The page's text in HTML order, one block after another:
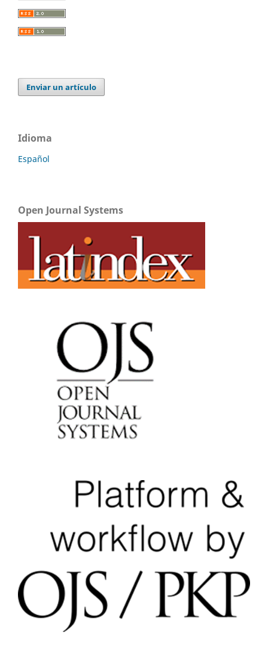
Enviar un artículo
Idioma
Español
Open Journal Systems